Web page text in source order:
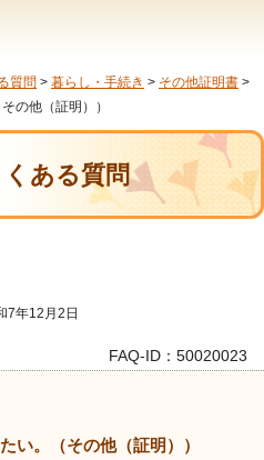
質問 > 暮らし・手続き > その他証明書 >
の他（証明））
ある質問
年12月2日
FAQ-ID：50020023
い。（その他（証明））